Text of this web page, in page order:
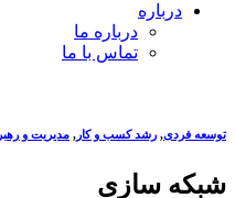
درباره
درباره ما
تماس با ما
توسعه فردی, رشد کسب و کار , مدیریت و
شبکه سازی